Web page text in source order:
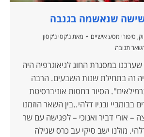
שנאשמה בגנבה
, סיפורי מסע אישיים מאת ג'קסי ג'קסון
תגובה
במסגרת החוג לגיאוגרפיה היה
זה בתחילת שנות השבעים. הרבה
הסיור בחסות אוניברסיטת
בבומביי ובניו דלהי..בין השאר הוזמנו
– אורי דביר ואנוכי – לפגישה עם שר
מולנו ישב סיקי עב כרס שגילה